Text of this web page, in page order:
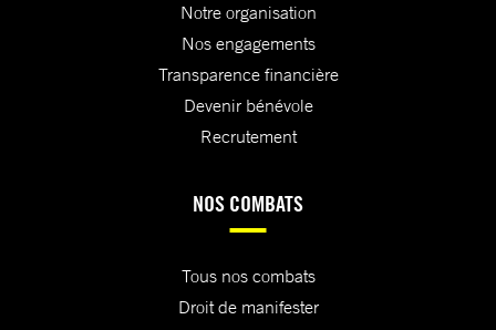
Notre organisation
Nos engagements
Transparence financière
Devenir bénévole
Recrutement
NOS COMBATS
Tous nos combats
Droit de manifester